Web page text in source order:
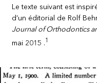
Le texte suivant est
d’un éditorial de Rolf
Journal of Orthodontics
mai 2015 .1